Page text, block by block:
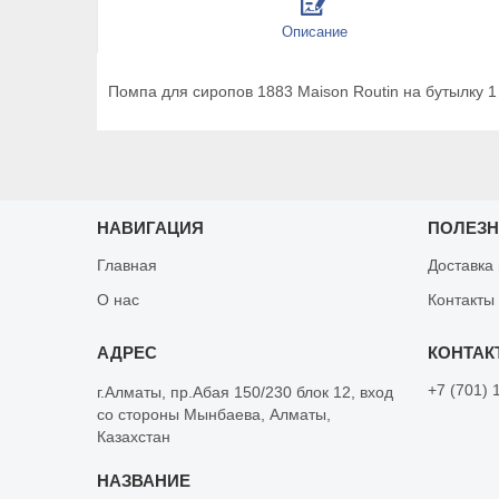
Описание
Помпа для сиропов 1883 Maison Routin на бутылку
НАВИГАЦИЯ
Главная
О нас
Контакты
г.Алматы, пр.Абая 150/230 блок 12, вход
со стороны Мынбаева, Алматы,
Казахстан
+7 (701)